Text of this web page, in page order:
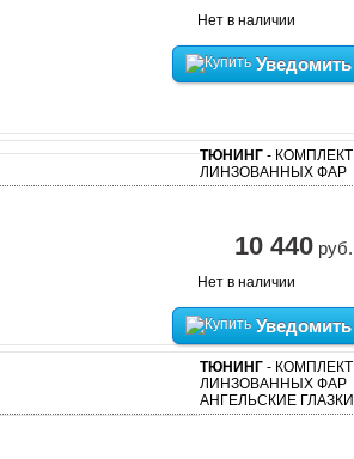
Нет в наличии
Уведомить
10 440 руб.
Нет в наличии
Уведомить
ТЮНИНГ - КОМПЛЕКТ
ЛИНЗОВАННЫХ ФАР
ТЮНИНГ - КОМПЛЕКТ
ЛИНЗОВАННЫХ ФАР
АНГЕЛЬСКИЕ ГЛАЗКИ